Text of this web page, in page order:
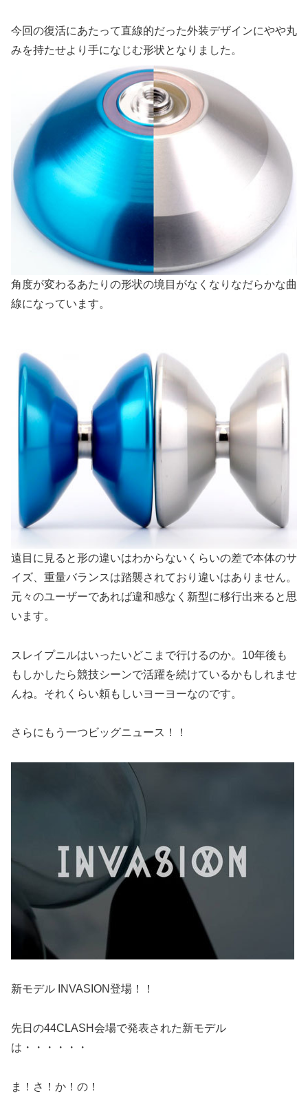
今回の復活にあたって直線的だった外装デザインにやや丸
みを持たせより手になじむ形状となりました。
角度が変わるあたりの形状の境目がなくなりなだらかな曲
線になっています。
遠目に見ると形の違いはわからないくらいの差で本体のサ
イズ、重量バランスは踏襲されており違いはありません。
元々のユーザーであれば違和感なく新型に移行出来ると思
います。
スレイプニルはいったいどこまで行けるのか。10年後も
もしかしたら競技シーンで活躍を続けているかもしれませ
んね。それくらい頼もしいヨーヨーなのです。
さらにもう一つビッグニュース！！
新モデル INVASION登場！！
先日の44CLASH会場で発表された新モデル
は・・・・・・
ま！さ！か！の！